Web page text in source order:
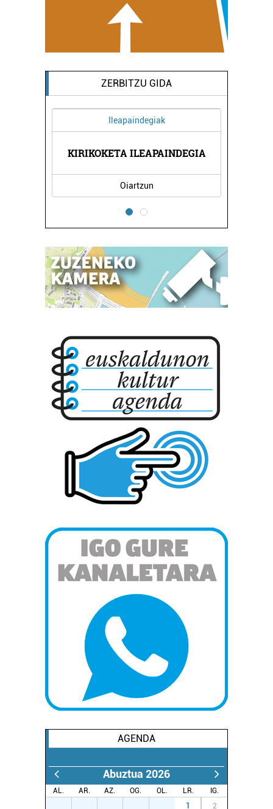
ZERBITZU GIDA
Ileapaindegiak
KIRIKOKETA ILEAPAINDEGIA
Oiartzun
AGENDA
Abuztua 2026
AL. AR. AZ. OG. OL. LR.
IG.
1 2